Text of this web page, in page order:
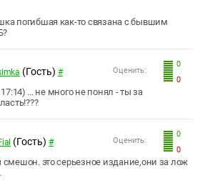
погибшая как-то связана с бывшим
0
0
Оценить:
(Гость) #
... не много не понял - ты за
0
0
Оценить:
(Гость) #
смешон. это серьезное издание,они за лож